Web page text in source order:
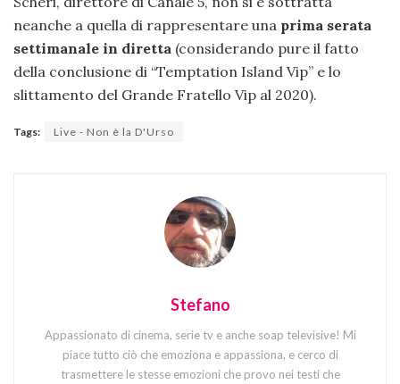
neanche a quella di rappresentare una prima serata
settimanale in diretta (considerando pure il fatto
della conclusione di “Temptation Island Vip” e lo
slittamento del Grande Fratello Vip al 2020).
Tags: Live - Non è la D'Urso
Stefano
Appassionato di cinema, serie tv e anche soap televisive! Mi
piace tutto ciò che emoziona e appassiona, e cerco di
trasmettere le stesse emozioni che provo nei testi che